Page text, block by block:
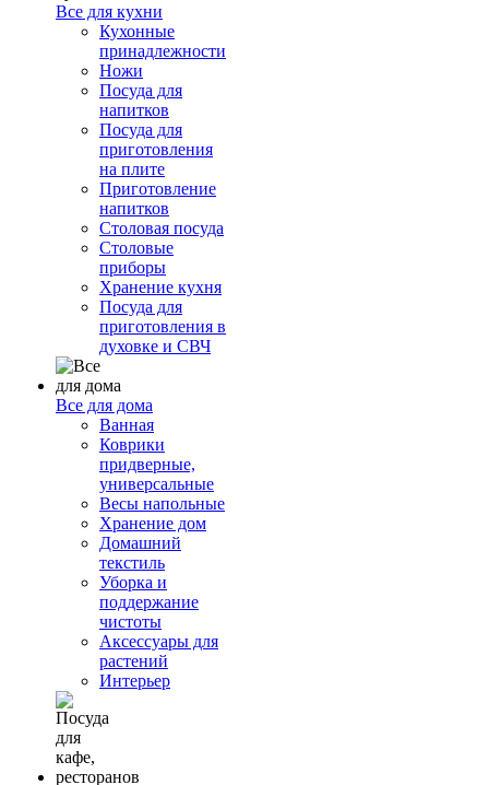
Все для кухни
Кухонные
принадлежности
Ножи
Посуда для
напитков
Посуда для
приготовления
на плите
Приготовление
напитков
Столовая посуда
Столовые
приборы
Хранение кухня
Посуда для
приготовления в
духовке и СВЧ
Все для дома
Ванная
Коврики
придверные,
универсальные
Весы напольные
Хранение дом
Домашний
текстиль
Уборка и
поддержание
чистоты
Аксессуары для
растений
Интерьер